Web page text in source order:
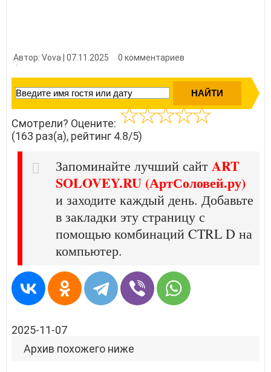
Автор: Vova | 07.11.2025
0 комментариев
Смотрели? Оцените:
(163 раз(а), рейтинг 4.8/5)
Запоминайте лучший сайт ART
SOLOVEY.RU (АртСоловей.ру)
и заходите каждый день. Добавьте
в закладки эту страницу с
помощью комбинаций CTRL D на
компьютер.
2025-11-07
Архив похожего ниже